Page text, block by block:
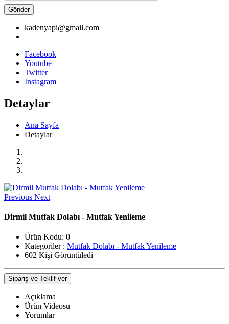
Gönder
kadenyapi@gmail.com
Facebook
Youtube
Twitter
Instagram
Detaylar
Ana Sayfa
Detaylar
Previous Next
Dirmil Mutfak Dolabı - Mutfak Yenileme
Ürün Kodu: 0
Kategoriler : Mutfak Dolabı - Mutfak Yenileme
602 Kişi Görüntüledi
Sipariş ve Teklif ver
Açıklama
Ürün Videosu
Yorumlar